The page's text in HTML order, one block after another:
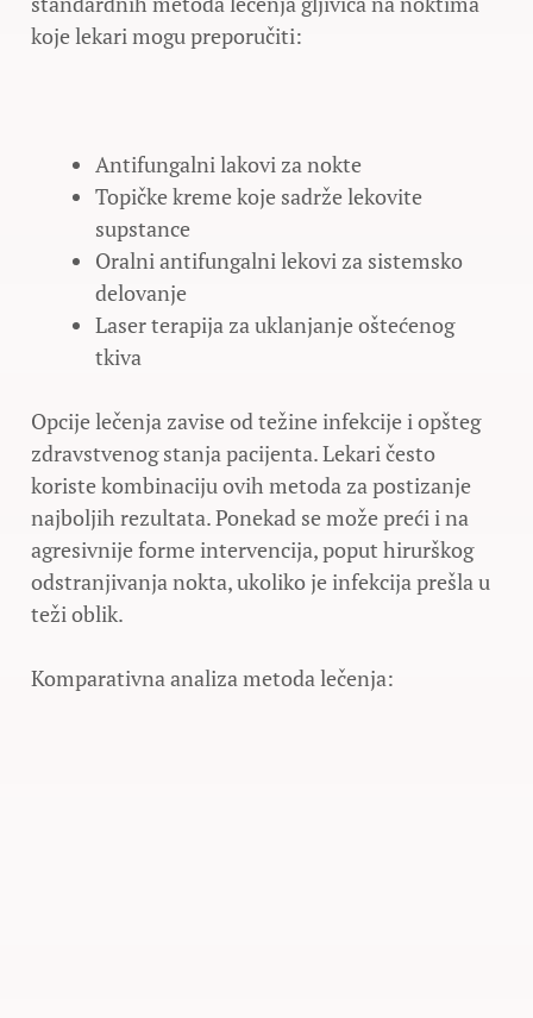
koje lekari mogu preporučiti:
Antifungalni lakovi za nokte
Topičke kreme koje sadrže lekovite
supstance
Oralni antifungalni lekovi za sistemsko
delovanje
Laser terapija za uklanjanje oštećenog
tkiva
Opcije lečenja zavise od težine infekcije i opšteg
zdravstvenog stanja pacijenta. Lekari često
koriste kombinaciju ovih metoda za postizanje
najboljih rezultata. Ponekad se može preći i na
agresivnije forme intervencija, poput hirurškog
odstranjivanja nokta, ukoliko je infekcija prešla u
teži oblik.
Komparativna analiza metoda lečenja: